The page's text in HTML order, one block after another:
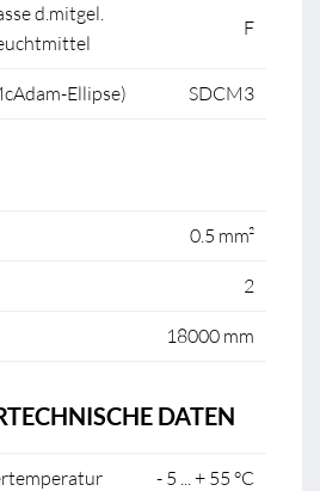
d.mitgel.
F
Ellipse) SDCM3
0.5 mm²
2
18000 mm
DATEN
- 5 ... + 55 °C